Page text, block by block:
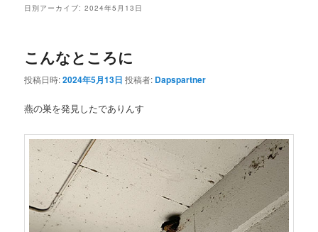
日別アーカイブ:2024年5月13日
こんなところに
投稿日時:2024年5月13日 投稿者: Dapspartner
燕の巣を発見したでありんす